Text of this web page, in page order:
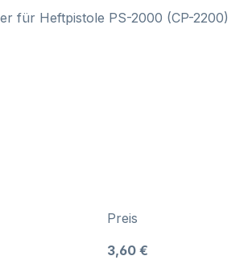
Preis
3,60 €